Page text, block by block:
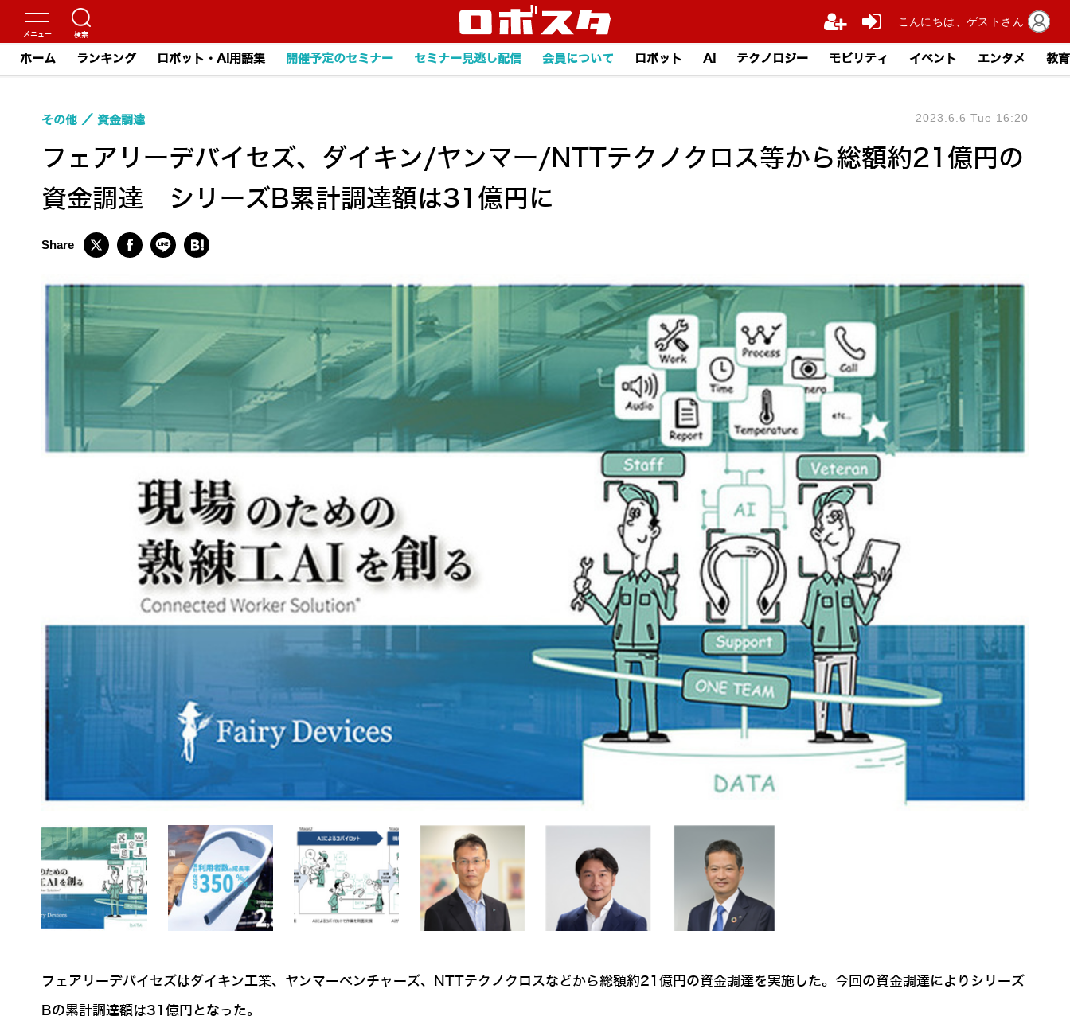
ホーム ランキング ロボット・AI用語集 開催予定のセミナー セミナー見逃し配信 会員について ロボット AI テクノロジー モビリティ イベント エンタメ 教育
フェアリーデバイセズ、ダイキン/ヤンマー/NTTテクノクロス等から総額約21億円の
資金調達 シリーズB累計調達額は31億円に
その他 資金調達 2023.6.6 Tue 16:20
フェアリーデバイセズはダイキン工業、ヤンマーベンチャーズ、NTTテクノクロスなどから総額約21億円の資金調達を実施した。今回の資金調達によりシリーズ
Bの累計調達額は31億円となった。
こんにちは、ゲストさん